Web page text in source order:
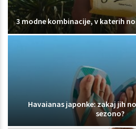
3 modne kombinacije, v katerih
Havaianas japonke: zakaj jih
sezono?